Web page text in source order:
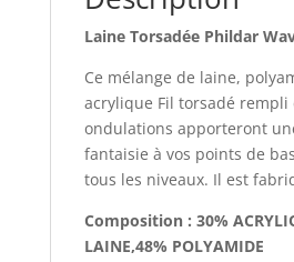
Laine Torsadée Phildar
Ce mélange de laine,
acrylique Fil torsadé rempli
ondulations apporteront
fantaisie à vos points de
tous les niveaux. Il est
Composition : 30%
LAINE,48% POLYAMIDE